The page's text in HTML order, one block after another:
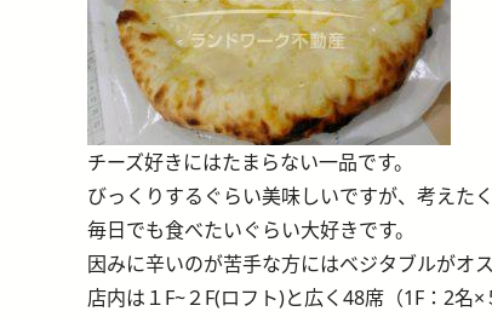
チーズ好きにはたまらない一品です。
びっくりするぐらい美味しいですが、考えた
毎日でも食べたいぐらい大好きです。
因みに辛いのが苦手な方にはベジタブルがオ
店内は１F~２F(ロフト)と広く48席（1F：2